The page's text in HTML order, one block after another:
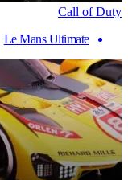
Call of Duty
Le Mans Ultimate